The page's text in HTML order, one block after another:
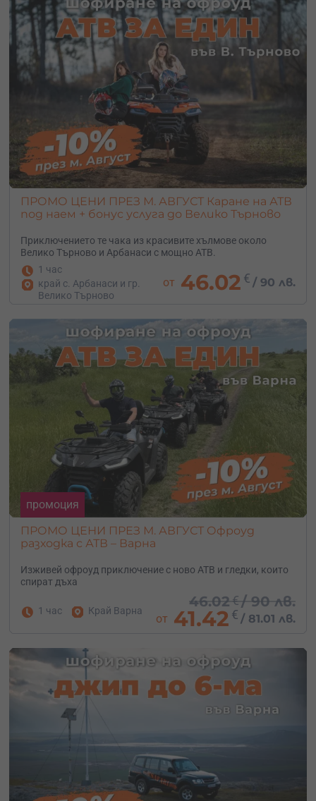
ПРОМО ЦЕНИ ПРЕЗ М. АВГУСТ Каране на АТВ
под наем + бонус услуга до Велико Търново
Приключението те чака из красивите хълмове около
Велико Търново и Арбанаси с мощно АТВ.
1 час
край с. Арбанаси и гр.
Велико Търново
от 46.02 € / 90 лв.
промоция
ПРОМО ЦЕНИ ПРЕЗ М. АВГУСТ Офроуд
разходка с АТВ – Варна
Изживей офроуд приключение с ново АТВ и гледки, които
спират дъха
1 час Край Варна
46.02 € / 90 лв.
от 41.42 € /81.01 лв.